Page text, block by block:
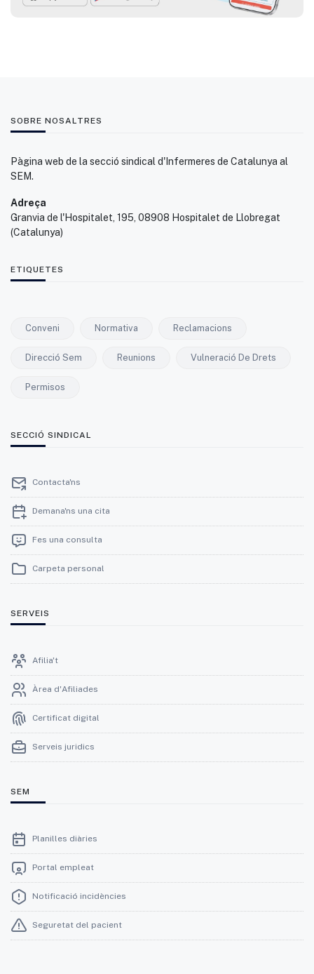
SOBRE NOSALTRES
Pàgina web de la secció sindical d'Infermeres de Catalunya al
SEM.
Adreça
Granvia de l'Hospitalet, 195, 08908 Hospitalet de Llobregat
(Catalunya)
ETIQUETES
Conveni Normativa Reclamacions
Direcció Sem Reunions Vulneració De Drets
Permisos
SECCIÓ SINDICAL
Contacta'ns
Demana'ns una cita
Fes una consulta
Carpeta personal
SERVEIS
Afilia't
Àrea d'Afiliades
Certificat digital
Serveis juridics
SEM
Planilles diàries
Portal empleat
Notificació incidències
Seguretat del pacient